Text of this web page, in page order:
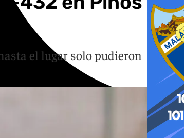
el lugar solo pudieron